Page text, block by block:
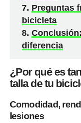
Preguntas
bicicleta
diferencia
¿Por qué es
talla de tu
Comodidad,
lesiones